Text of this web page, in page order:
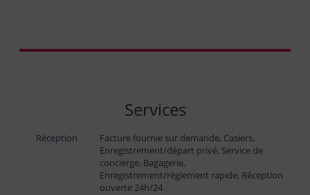
Services
Réception
Facture fournie sur demande, Casiers,
Enregistrement/départ privé, Service de
concierge, Bagagerie,
Enregistrement/règlement rapide, Réception
ouverte 24h/24